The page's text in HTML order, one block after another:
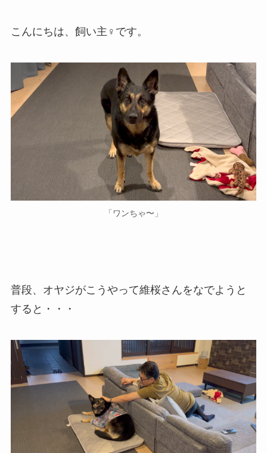
こんにちは、飼い主♀です。
「ワンちゃ〜」
普段、オヤジがこうやって維桜さんをなでようと
すると・・・